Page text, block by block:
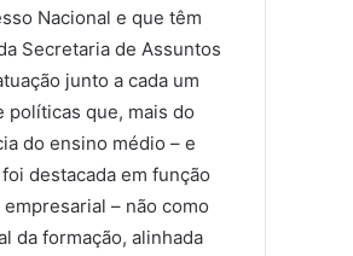
Nacional e que têm
Secretaria de Assuntos
junto a cada um
políticas que, mais do
do ensino médio – e
destacada em função
– não como
da formação, alinhada